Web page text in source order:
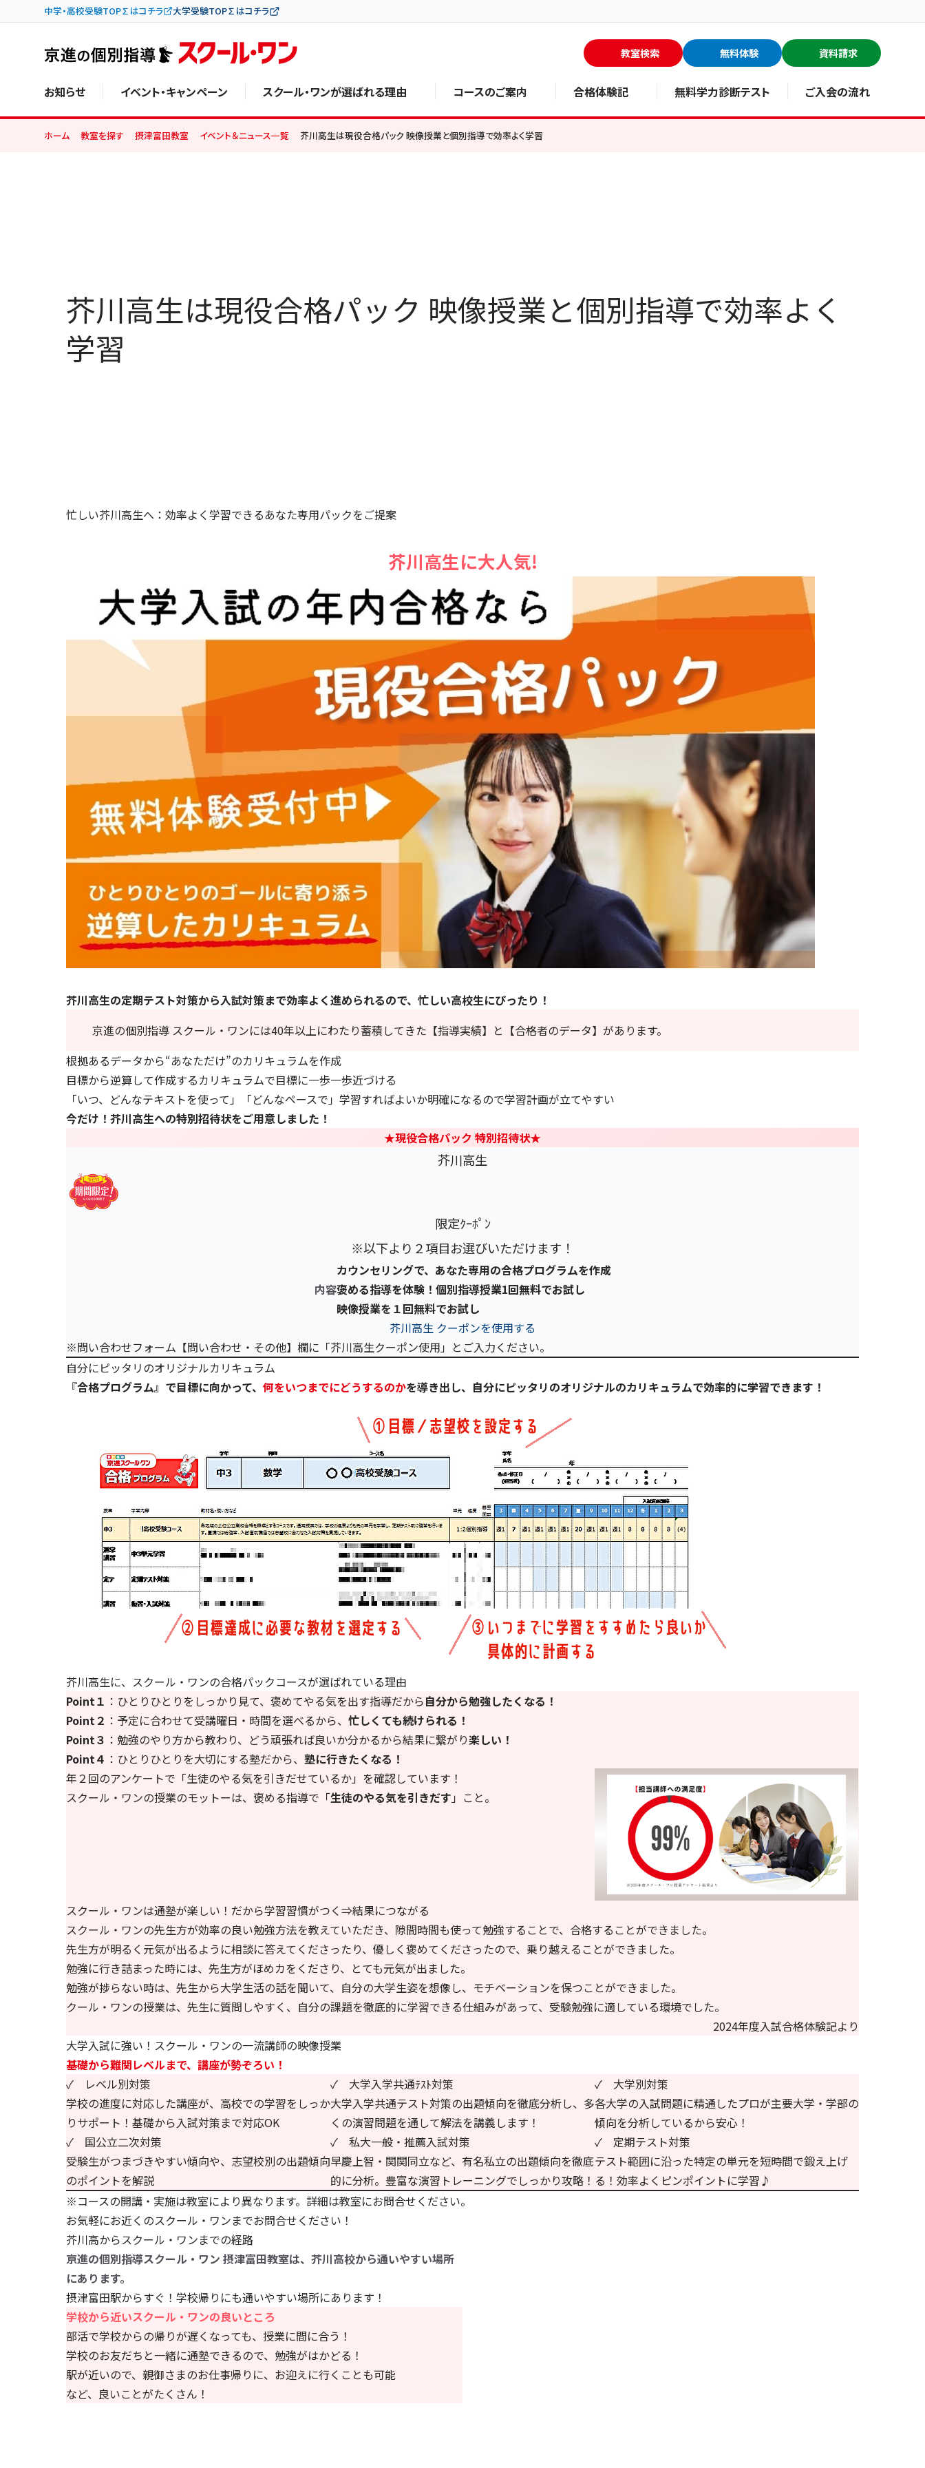
中学・高校受験TOP∑はコチラ 大学受験TOP∑はコチラ
教室検索 無料体験 資料請求
お知らせ イベント・キャンペーン スクール・ワンが選ばれる理由 コースのご案内 合格体験記 無料学力診断テスト ご入会の流れ
ホーム 教室を探す 摂津富田教室 イベント＆ニュース一覧 芥川高生は現役合格パック 映像授業と個別指導で効率よく学習
芥川高生は現役合格パック 映像授業と個別指導で効率よく
学習
忙しい芥川高生へ：効率よく学習できるあなた専用パックをご提案
芥川高生に大人気!
芥川高生の定期テスト対策から入試対策まで効率よく進められるので、忙しい高校生にぴったり！
京進の個別指導 スクール・ワンには40年以上にわたり蓄積してきた【指導実績】と【合格者のデータ】があります。
根拠あるデータから“あなただけ”のカリキュラムを作成
目標から逆算して作成するカリキュラムで目標に一歩一歩近づける
「いつ、どんなテキストを使って」「どんなペースで」学習すればよいか明確になるので学習計画が立てやすい
今だけ！芥川高生への特別招待状をご用意しました！
★現役合格パック 特別招待状★
芥川高生
限定ｸｰﾎﾟﾝ
※以下より２項目お選びいただけます！
内容
カウンセリングで、あなた専用の合格プログラムを作成
褒める指導を体験！個別指導授業1回無料でお試し
映像授業を１回無料でお試し
芥川高生 クーポンを使用する
※問い合わせフォーム【問い合わせ・その他】欄に「芥川高生クーポン使用」とご入力ください。
自分にピッタリのオリジナルカリキュラム
『合格プログラム』で目標に向かって、 何をいつまでにどうするのかを導き出し、自分にピッタリのオリジナルのカリキュラムで効率的に学習できます！
芥川高生に、スクール・ワンの合格パックコースが選ばれている理由
Point１ ：ひとりひとりをしっかり見て、褒めてやる気を出す指導だから自分から勉強したくなる！
Point２ ：予定に合わせて受講曜日・時間を選べるから、 忙しくても続けられる！
Point３ ：勉強のやり方から教わり、どう頑張れば良いか分かるから結果に繋がり楽しい！
Point４ ：ひとりひとりを大切にする塾だから、 塾に行きたくなる！
年２回のアンケートで「生徒のやる気を引きだせているか」を確認しています！
スクール・ワンの授業のモットーは、褒める指導で「生徒のやる気を引きだす」こと。
スクール・ワンは通塾が楽しい！だから学習習慣がつく⇒結果につながる
スクール・ワンの先生方が効率の良い勉強方法を教えていただき、隙間時間も使って勉強することで、合格することができました。
先生方が明るく元気が出るように相談に答えてくださったり、 優しく褒めてくださったので、乗り越えることができました。
勉強に行き詰まった時には、先生方がほめカをくださり、とても元気が出ました。
勉強が捗らない時は、先生から大学生活の話を聞いて、自分の大学生姿を想像し、モチベーションを保つことができました。
クール・ワンの授業は、先生に質問しやすく、自分の課題を徹底的に学習できる仕組みがあって、受験勉強に適している環境でした。
2024年度入試合格体験記より
大学入試に強い！スクール・ワンの一流講師の映像授業
基礎から難関レベルまで、講座が勢ぞろい！
✓ レベル別対策
学校の進度に対応した講座が、高校での学習をしっか
りサポート！基礎から入試対策まで対応OK
✓ 大学入学共通ﾃｽﾄ対策
大学入学共通テスト対策の出題傾向を徹底分析し、多
くの演習問題を通して解法を講義します！
✓ 大学別対策
各大学の入試問題に精通したプロが主要大学・学部の
傾向を分析しているから安心！
✓ 国公立二次対策
受験生がつまづきやすい傾向や、志望校別の出題傾向
のポイントを解説
✓ 私大一般・推薦入試対策
早慶上智・関関同立など、有名私立の出題傾向を徹底
的に分析。豊富な演習トレーニングでしっかり攻略！
✓ 定期テスト対策
テスト範囲に沿った特定の単元を短時間で鍛え上げ
る！効率よくピンポイントに学習♪
※コースの開講・実施は教室により異なります。詳細は教室にお問合せください。
お気軽にお近くのスクール・ワンまでお問合せください！
芥川高からスクール・ワンまでの経路
京進の個別指導スクール・ワン 摂津富田教室は、芥川高校から通いやすい場所
にあります。
摂津富田駅からすぐ！学校帰りにも通いやすい場所にあります！
学校から近いスクール・ワンの良いところ
部活で学校からの帰りが遅くなっても、授業に間に合う！
学校のお友だちと一緒に通塾できるので、勉強がはかどる！
駅が近いので、親御さまのお仕事帰りに、お迎えに行くことも可能
など、良いことがたくさん！